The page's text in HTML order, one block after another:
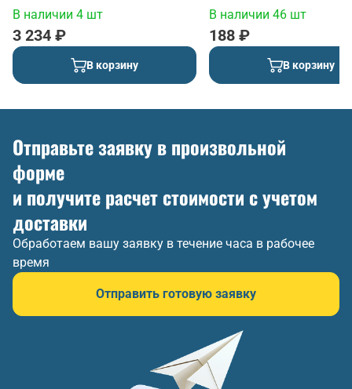
В наличии 4 шт
3 234 ₽
В корзину
В наличии 46 шт
188 ₽
В корзину
Отправьте заявку в произвольной
форме
и получите расчет стоимости с учетом
доставки
Обработаем вашу заявку в течение часа в рабочее
время
Отправить готовую заявку